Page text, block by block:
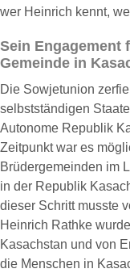
wer Heinrich kennt,
Sein Engagement
Gemeinde in
Die Sowjetunion
selbstständigen
Autonome Republik
Zeitpunkt war es
Brüdergemeinden im
in der Republik
dieser Schritt musste
Heinrich Rathke
Kasachstan und von
die Menschen in